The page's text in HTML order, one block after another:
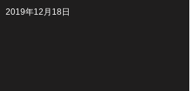
2019年12月18日